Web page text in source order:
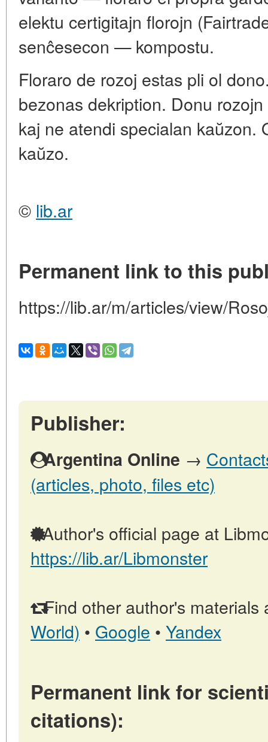
elektu certigitajn florojn
senĉesecon — kompostu.
Floraro de rozoj estas pli ol
bezonas dekription. Donu
kaj ne atendi specialan
kaŭzo.
© lib.ar
Permanent link to this
https://lib.ar/m/articles/view/
Publisher:
Argentina Online →
(articles, photo, files etc)
Author's official page at
https://lib.ar/Libmonster
Find other author's materials
World) • Google • Yandex
Permanent link for
citations):